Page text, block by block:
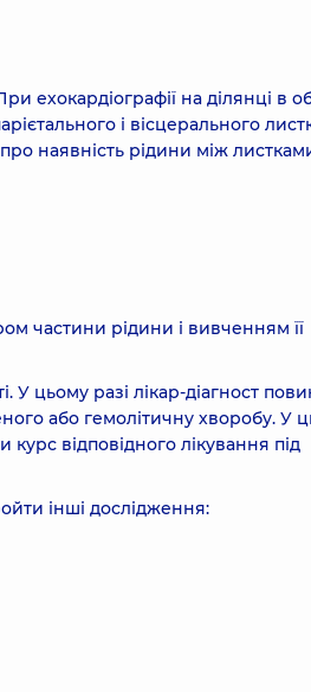
ехокардіографії на ділянці в
і вісцерального
наявність рідини між
частини рідини і вивченням її
У цьому разі лікар-діагност
або гемолітичну хворобу. У
відповідного лікування під
інші дослідження: